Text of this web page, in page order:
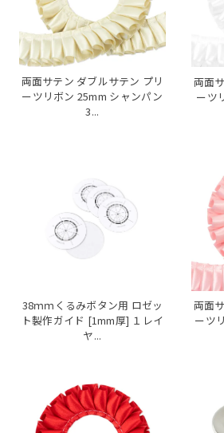
両面サテン ダブルサテン プリ
ーツリボン 25mm シャンパン
3...
両面
ーツ
38ｍｍくるみボタン用 ロゼッ
ト製作ガイド [1mm厚] １レイ
ヤ...
両面
ーツ